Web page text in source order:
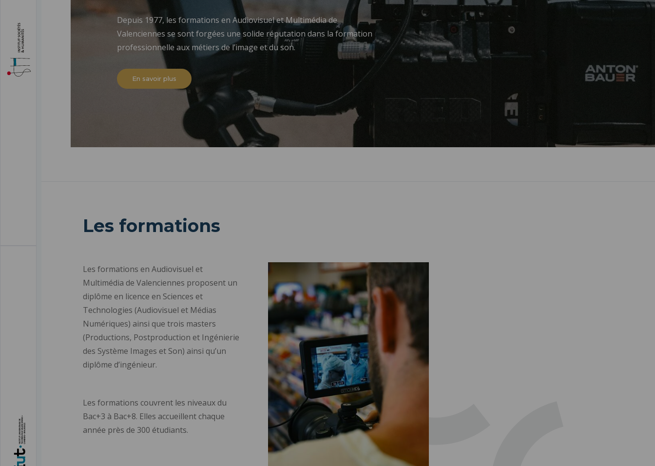
Depuis 1977, les formations en Audiovisuel et Multimédia de
Valenciennes se sont forgées une solide réputation dans la formation
professionnelle aux métiers de l’image et du son.
En savoir plus
Les formations
Les formations en Audiovisuel et
Multimédia de Valenciennes proposent un
diplôme en licence en Sciences et
Technologies (Audiovisuel et Médias
Numériques) ainsi que trois masters
(Productions, Postproduction et Ingénierie
des Système Images et Son) ainsi qu’un
diplôme d’ingénieur.
Les formations couvrent les niveaux du
Bac+3 à Bac+8. Elles accueillent chaque
année près de 300 étudiants.